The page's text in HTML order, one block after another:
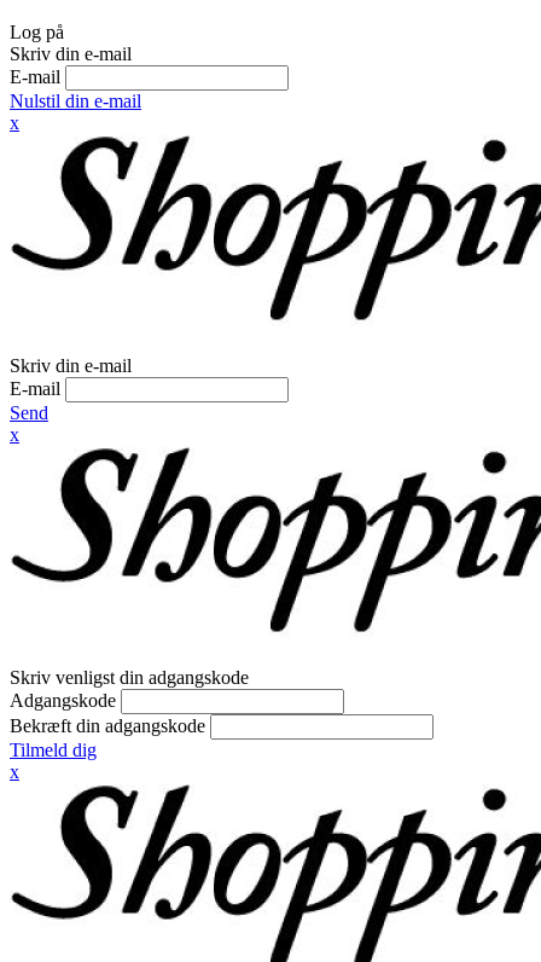
Log på
Skriv din e-mail
E-mail
Nulstil din e-mail
x
Skriv din e-mail
E-mail
Send
x
Skriv venligst din adgangskode
Adgangskode
Bekræft din adgangskode
Tilmeld dig
x